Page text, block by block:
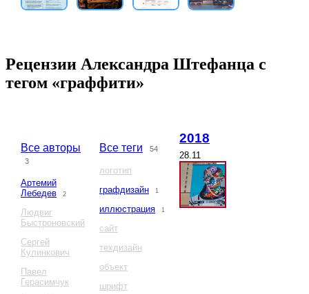
Рецензии Александра Штефанца с
тегом «граффити»
Все авторы
3
Артемий
Лебедев
2
Людвиг
Быстроновский
Сергей
Кулинкович
Павел
Герасимчук
Все теги 54
логотип
графдизайн
1
иллюстрация 1
сайт
техдизайн
объект
шрифт
2018
28.11